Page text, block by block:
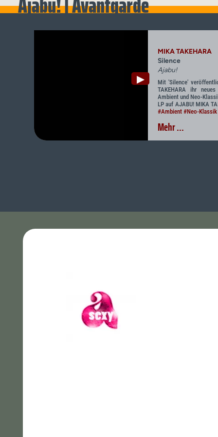
▶
MIKA TAKEHARA
Silence
Ajabu!
Mit 'Silence'
TAKEHARA ihr
Ambient und Neo-
LP auf AJABU! MIKA
#Ambient #Neo-Klassik
Mehr ...